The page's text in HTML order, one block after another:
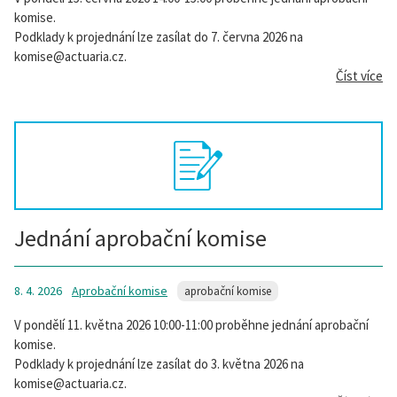
komise.
Podklady k projednání lze zasílat do 7. června 2026 na
komise@actuaria.cz.
Číst více
Jednání aprobační komise
8. 4. 2026 Aprobační komise aprobační komise
V pondělí 11. května 2026 10:00-11:00 proběhne jednání aprobační
komise.
Podklady k projednání lze zasílat do 3. května 2026 na
komise@actuaria.cz.